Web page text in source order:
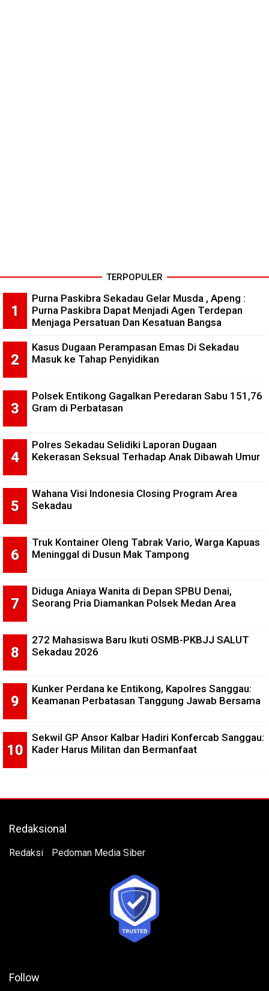
TERPOPULER
Purna Paskibra Sekadau Gelar Musda , Apeng :
Purna Paskibra Dapat Menjadi Agen Terdepan
Menjaga Persatuan Dan Kesatuan Bangsa
Kasus Dugaan Perampasan Emas Di Sekadau
Masuk ke Tahap Penyidikan
Polsek Entikong Gagalkan Peredaran Sabu 151,76
Gram di Perbatasan
Polres Sekadau Selidiki Laporan Dugaan
Kekerasan Seksual Terhadap Anak Dibawah Umur
Wahana Visi Indonesia Closing Program Area
Sekadau
Truk Kontainer Oleng Tabrak Vario, Warga Kapuas
Meninggal di Dusun Mak Tampong
Diduga Aniaya Wanita di Depan SPBU Denai,
Seorang Pria Diamankan Polsek Medan Area
272 Mahasiswa Baru Ikuti OSMB-PKBJJ SALUT
Sekadau 2026
Kunker Perdana ke Entikong, Kapolres Sanggau:
Keamanan Perbatasan Tanggung Jawab Bersama
Sekwil GP Ansor Kalbar Hadiri Konfercab Sanggau:
Kader Harus Militan dan Bermanfaat
Redaksional
Redaksi Pedoman Media Siber
Follow